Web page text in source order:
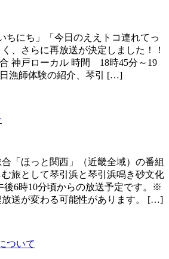
ちにち」「今日のええトコ連れてっ
、さらに再放送が決定しました！！
神戸ローカル 時間 18時45分～19
漁師体験の紹介、琴引 […]
「ほっと関西」（近畿全域）の番組
旅として琴引浜と琴引浜鳴き砂文化
後6時10分頃からの放送予定です。※
送が変わる可能性があります。 […]
ついて